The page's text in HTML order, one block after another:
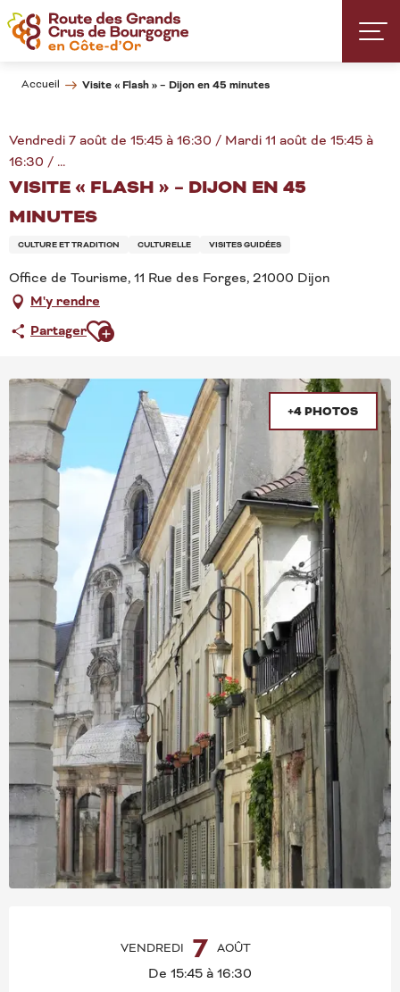
Aller
au
contenu
Accueil Visite « Flash » – Dijon en 45 minutes
Vendredi 7 août de 15:45 à 16:30 / Mardi 11 août de 15:45 à
16:30 / ...
VISITE « FLASH » – DIJON EN 45
MINUTES
CULTURE ET TRADITION CULTURELLE VISITES GUIDÉES
Office de Tourisme, 11 Rue des Forges, 21000 Dijon
M'y rendre
PartagerAjouter aux favoris
+4 PHOTOS
OUVERTURE ET
VENDREDI 7 AOÛT
De 15:45 à 16:30